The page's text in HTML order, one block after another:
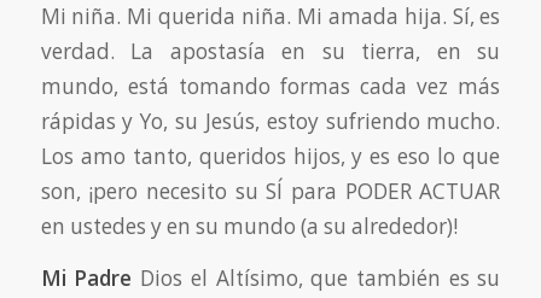
Mi niña. Mi querida niña. Mi amada hija. Sí, es
verdad. La apostasía en su tierra, en su
mundo, está tomando formas cada vez más
rápidas y Yo, su Jesús, estoy sufriendo mucho.
Los amo tanto, queridos hijos, y es eso lo que
son, ¡pero necesito su SÍ para PODER ACTUAR
en ustedes y en su mundo (a su alrededor)!
Mi Padre Dios el Altísimo, que también es su